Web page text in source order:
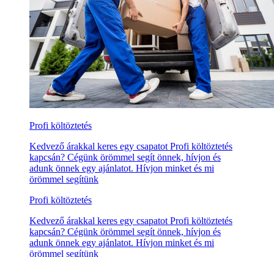
Profi költöztetés
Kedvező árakkal keres egy csapatot Profi költöztetés
kapcsán? Cégünk örömmel segít önnek, hívjon és
adunk önnek egy ajánlatot. Hívjon minket és mi
örömmel segítünk
Profi költöztetés
Kedvező árakkal keres egy csapatot Profi költöztetés
kapcsán? Cégünk örömmel segít önnek, hívjon és
adunk önnek egy ajánlatot. Hívjon minket és mi
örömmel segítünk